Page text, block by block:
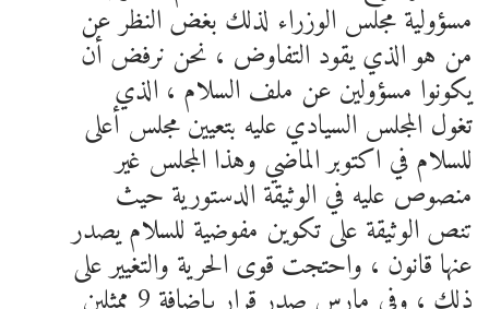
مسؤولية مجلس الوزراء لذلك بغض النظر عن
من هو الذي يقود التفاوض ، نحن نرفض أن
يكونوا مسؤولين عن ملف السلام ، الذي
تغول المجلس السيادي عليه بتعيين مجلس أعلى
للسلام في اكتوبر الماضي وهذا المجلس غير
منصوص عليه في الوثيقة الدستورية حيث
تنص الوثيقة على تكوين مفوضية للسلام يصدر
عنها قانون ، واحتجت قوى الحرية والتغيير على